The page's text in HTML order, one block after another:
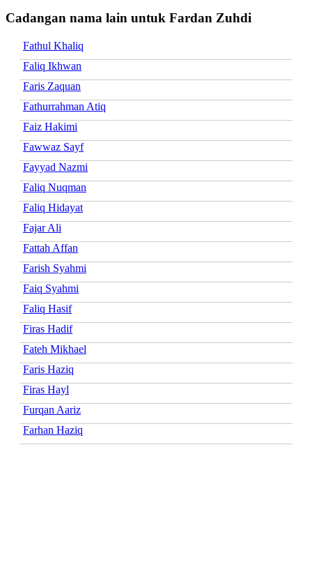
Cadangan nama lain untuk Fardan Zuhdi
Fathul Khaliq
Faliq Ikhwan
Faris Zaquan
Fathurrahman Atiq
Faiz Hakimi
Fawwaz Sayf
Fayyad Nazmi
Faliq Nuqman
Faliq Hidayat
Fajar Ali
Fattah Affan
Farish Syahmi
Faiq Syahmi
Faliq Hasif
Firas Hadif
Fateh Mikhael
Faris Haziq
Firas Hayl
Furqan Aariz
Farhan Haziq